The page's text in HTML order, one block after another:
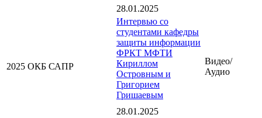
28.01.2025
2025 ОКБ САПР
Интервью со
студентами кафедры
защиты информации
ФРКТ МФТИ
Кириллом
Островным и
Григорием
Гришаевым
28.01.2025
Видео/
Аудио